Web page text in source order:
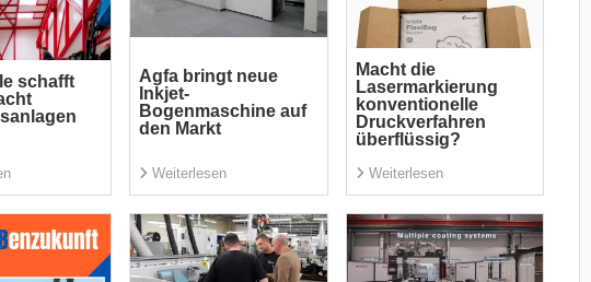
schafft
Agfa bringt neue
Inkjet-
Bogenmaschine auf
den Markt
Weiterlesen
Macht die
Lasermarkierung
konventionelle
Druckverfahren
überflüssig?
Weiterlesen